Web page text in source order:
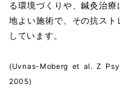
る環境づくりや、鍼灸治
地よい施術で、その抗ス
しています。
(Uvnas-Moberg et al. Z
2005)